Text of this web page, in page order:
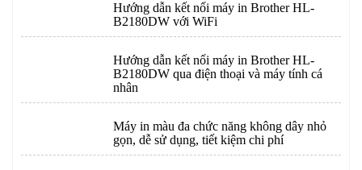
Hướng dẫn kết nối máy in Brother HL-
B2180DW với WiFi
Hướng dẫn kết nối máy in Brother HL-
B2180DW qua điện thoại và máy tính cá
nhân
Máy in màu đa chức năng không dây nhỏ
gọn, dễ sử dụng, tiết kiệm chi phí